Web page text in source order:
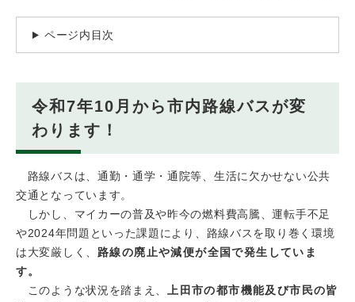
ページ内目次
令和7年10月から市内路線バスが変
わります！
路線バスは、通勤・通学・通院等、生活に欠かせない公共
交通となっています。
しかし、マイカーの普及や昨今の燃料費高騰、運転手不足
や2024年問題といった課題により、路線バスを取り巻く環境
は大変厳しく、 路線の廃止や減便が全国で発生していま
す。
このような状況を踏まえ、
上田市の都市機能及び市民の皆